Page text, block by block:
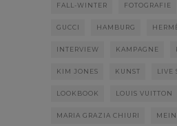
FALL-WINTER FOTOGRAFIE
GUCCI HAMBURG
INTERVIEW KAMPAGNE
KIM JONES KUNST LIVE
LOOKBOOK LOUIS VUITTON
MARIA GRAZIA CHIURI